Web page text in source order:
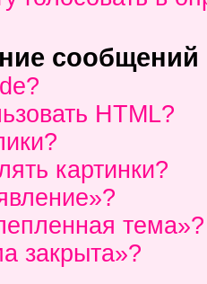
HTML?
картинки?
тема»?
закрыта»?